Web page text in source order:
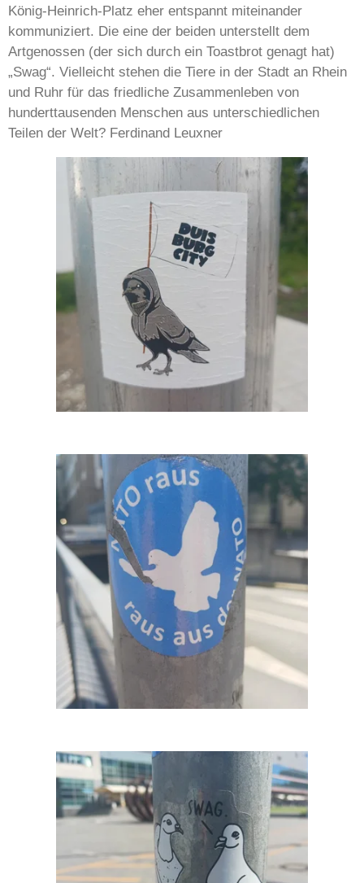
König-Heinrich-Platz eher entspannt miteinander
kommuniziert. Die eine der beiden unterstellt dem
Artgenossen (der sich durch ein Toastbrot genagt hat)
„Swag“. Vielleicht stehen die Tiere in der Stadt an Rhein
und Ruhr für das friedliche Zusammenleben von
hunderttausenden Menschen aus unterschiedlichen
Teilen der Welt? Ferdinand Leuxner